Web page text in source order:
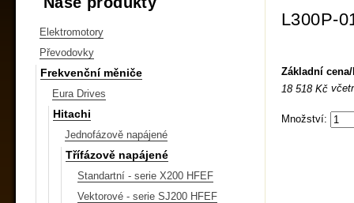
Elektromotory
Převodovky
Frekvenční měniče
Eura Drives
Hitachi
Jednofázově napájené
Třífázově napájené
Standartní - serie X200 HFEF
Vektorové - serie SJ200 HFEF
L300P-
Základní
18 518 Kč
Množství: